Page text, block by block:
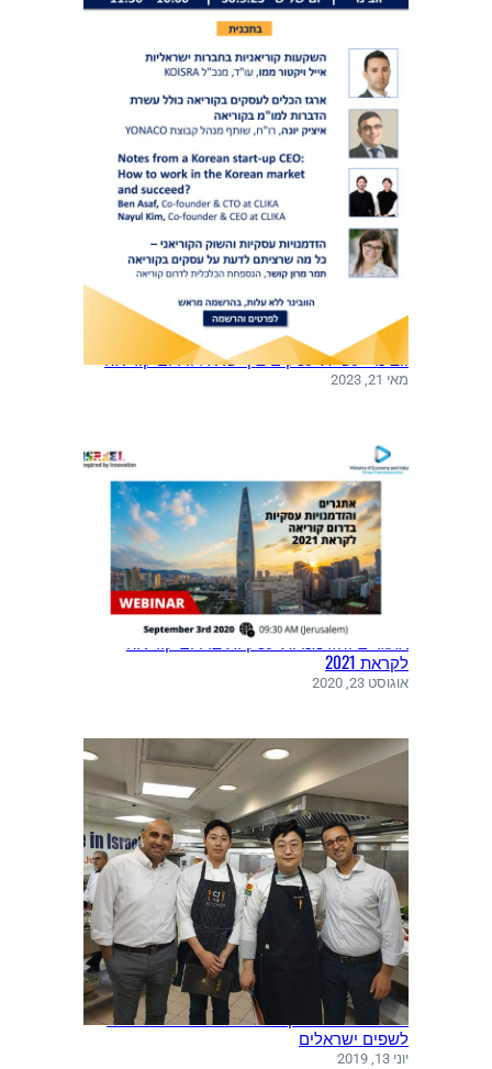
וובינר: עשיית עסקים בין ישראל ודרום קוריאה
מאי 21, 2023
אתגרים והזדמנויות עסקיות בדרום קוריאה
לקראת 2021
אוגוסט 23, 2020
משלחת שפים מקוריאה ערכה סדנאות בישול
לשפים ישראלים
יוני 13, 2019